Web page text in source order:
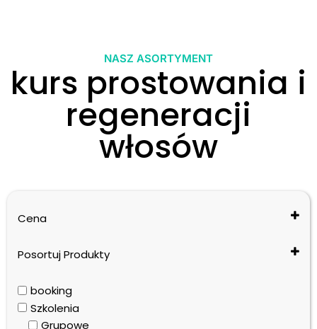
NASZ ASORTYMENT
kurs prostowania i
regeneracji
włosów
Cena
Posortuj Produkty
Cena: od najwyższej do najniższej
Nazwa: od A do Z
booking
Szkolenia
Grupowe